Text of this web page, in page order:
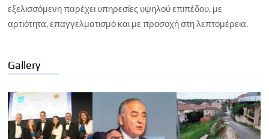
εξελισσόμενη παρέχει υπηρεσίες υψηλού επιπέδου, με
αρτιότητα, επαγγελματισμό και με προσοχή στη λεπτομέρεια.
Gallery